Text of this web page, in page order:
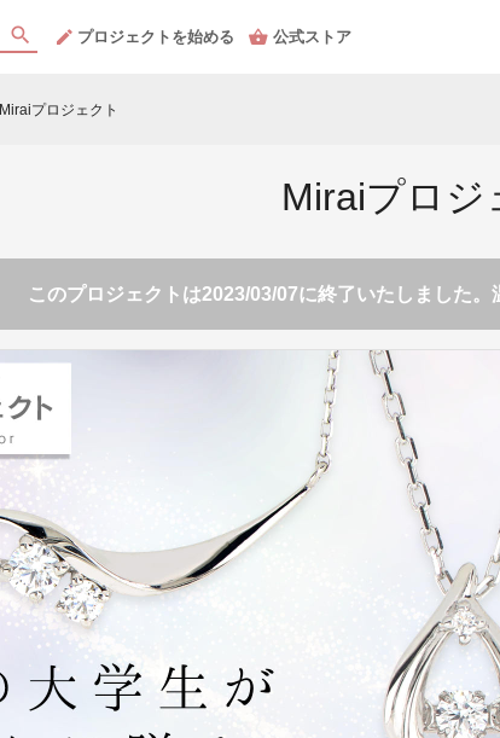
プロジェクトを始める 公式ストア
Miraiプロジェクト
Miraiプロジ
このプロジェクトは2023/03/07に終了いたしました。